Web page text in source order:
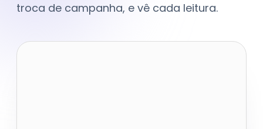
troca de campanha, e vê cada leitura.